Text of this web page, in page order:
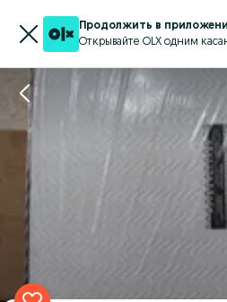
Продолжить в
Открывайте OLX одним